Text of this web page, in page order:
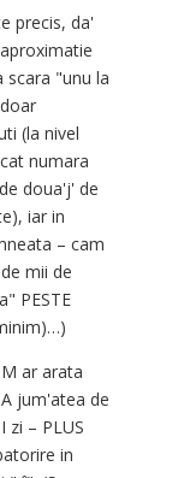
precis, da'
scara "unu la
(la nivel
numara
doua'j' de
iar in
– cam
mii de
PESTE
ar arata
jum'atea de
zi – PLUS
in